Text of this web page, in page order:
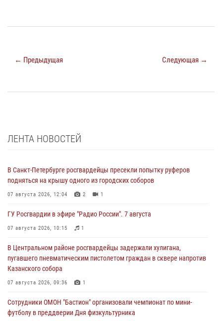
← Предыдущая Следующая →
ЛЕНТА НОВОСТЕЙ
В Санкт-Петербурге росгвардейцы пресекли попытку руферов
подняться на крышу одного из городских соборов
07 августа 2026, 12:04 2 1
ГУ Росгвардии в эфире "Радио России". 7 августа
07 августа 2026, 10:15 1
В Центральном районе росгвардейцы задержали хулигана,
пугавшего пневматическим пистолетом граждан в сквере напротив
Казанского собора
07 августа 2026, 09:36 1
Сотрудники ОМОН "Бастион" организовали чемпионат по мини-
футболу в преддверии Дня физкультурника